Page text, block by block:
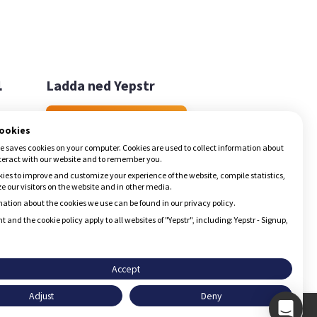
Ladda ned Yepstr
saves cookies on your computer. Cookies are used to collect information about
with our website and to remember you.
to improve and customize your experience of the website, compile statistics,
our visitors on the website and in other media.
about the cookies we use can be found in our privacy policy.
and the cookie policy apply to all websites of "Yepstr", including: Yepstr - Signup,
Accept
Adjust Deny